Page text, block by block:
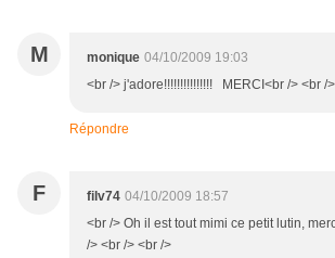
M monique 04/10/2009 19:03
<br /> j'adore!!!!!!!!!!!!!!! MERCI<br /> <br /
Répondre
F filv74 04/10/2009 18:57
<br /> Oh il est tout mimi ce petit lutin,
/> <br /> <br />